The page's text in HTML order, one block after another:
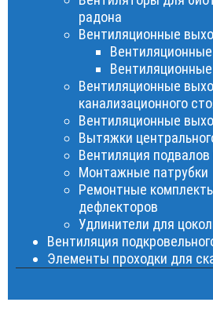
радона
Вентиляционные
Вентиляционные
канализационного
Вентиляционные
Вытяжки
Вентиляция
Монтажные патрубки
Ремонтные
дефлекторов
Удлинители для
Вентиляция
Элементы проходки для